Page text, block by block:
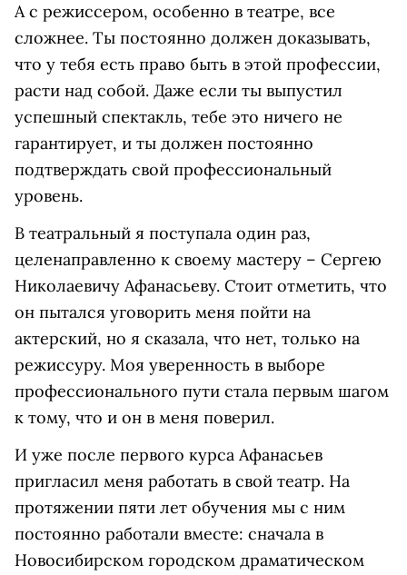
А с режиссером, особенно в театре, все
сложнее. Ты постоянно должен доказывать,
что у тебя есть право быть в этой профессии,
расти над собой. Даже если ты выпустил
успешный спектакль, тебе это ничего не
гарантирует, и ты должен постоянно
подтверждать свой профессиональный
уровень.
В театральный я поступала один раз,
целенаправленно к своему мастеру – Сергею
Николаевичу Афанасьеву. Стоит отметить, что
он пытался уговорить меня пойти на
актерский, но я сказала, что нет, только на
режиссуру. Моя уверенность в выборе
профессионального пути стала первым шагом
к тому, что и он в меня поверил.
И уже после первого курса Афанасьев
пригласил меня работать в свой театр. На
протяжении пяти лет обучения мы с ним
постоянно работали вместе: сначала в
Новосибирском городском драматическом